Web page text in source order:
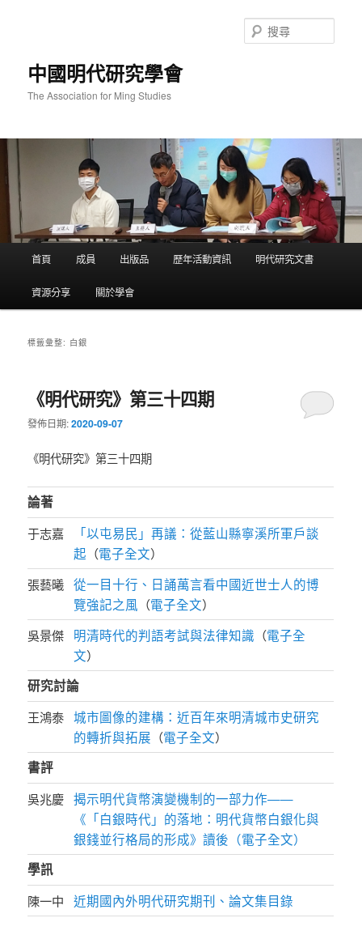
中國明代研究學會
The Association for Ming Studies
尋
首頁 成員 出版品 歷年活動資訊 明代研究文書
資源分享 關於學會
標籤彙整: 白銀
《明代研究》第三十四期
發佈日期:2020-09-07
《明代研究》第三十四期
論著
于志嘉
「以屯易民」再議：從藍山縣寧溪所軍戶談
起 （電子全文）
張藝曦 從一目十行、日誦萬言看中國近世士人的博
覽強記之風 （電子全文）
吳景傑
明清時代的判語考試與法律知識 （電子全
文）
研究討論
王鴻泰 城市圖像的建構：近百年來明清城市史研究
的轉折與拓展 （電子全文）
書評
吳兆慶 揭示明代貨幣演變機制的一部力作——
《「白銀時代」的落地：明代貨幣白銀化與
銀錢並行格局的形成》讀後（電子全文）
學訊
陳一中 近期國內外明代研究期刊、論文集目錄